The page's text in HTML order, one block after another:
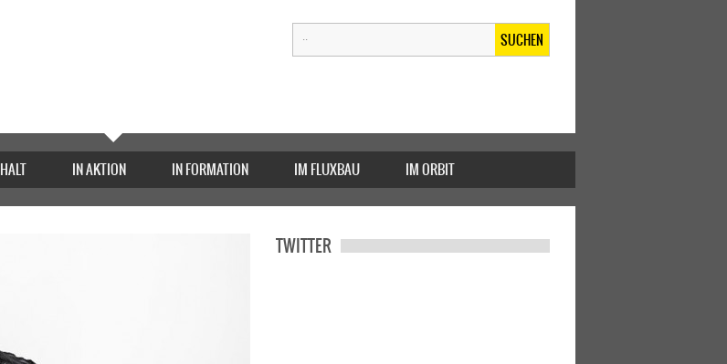
SUCHEN
IN AKTION IN FORMATION IM FLUXBAU IM ORBIT
TWITTER